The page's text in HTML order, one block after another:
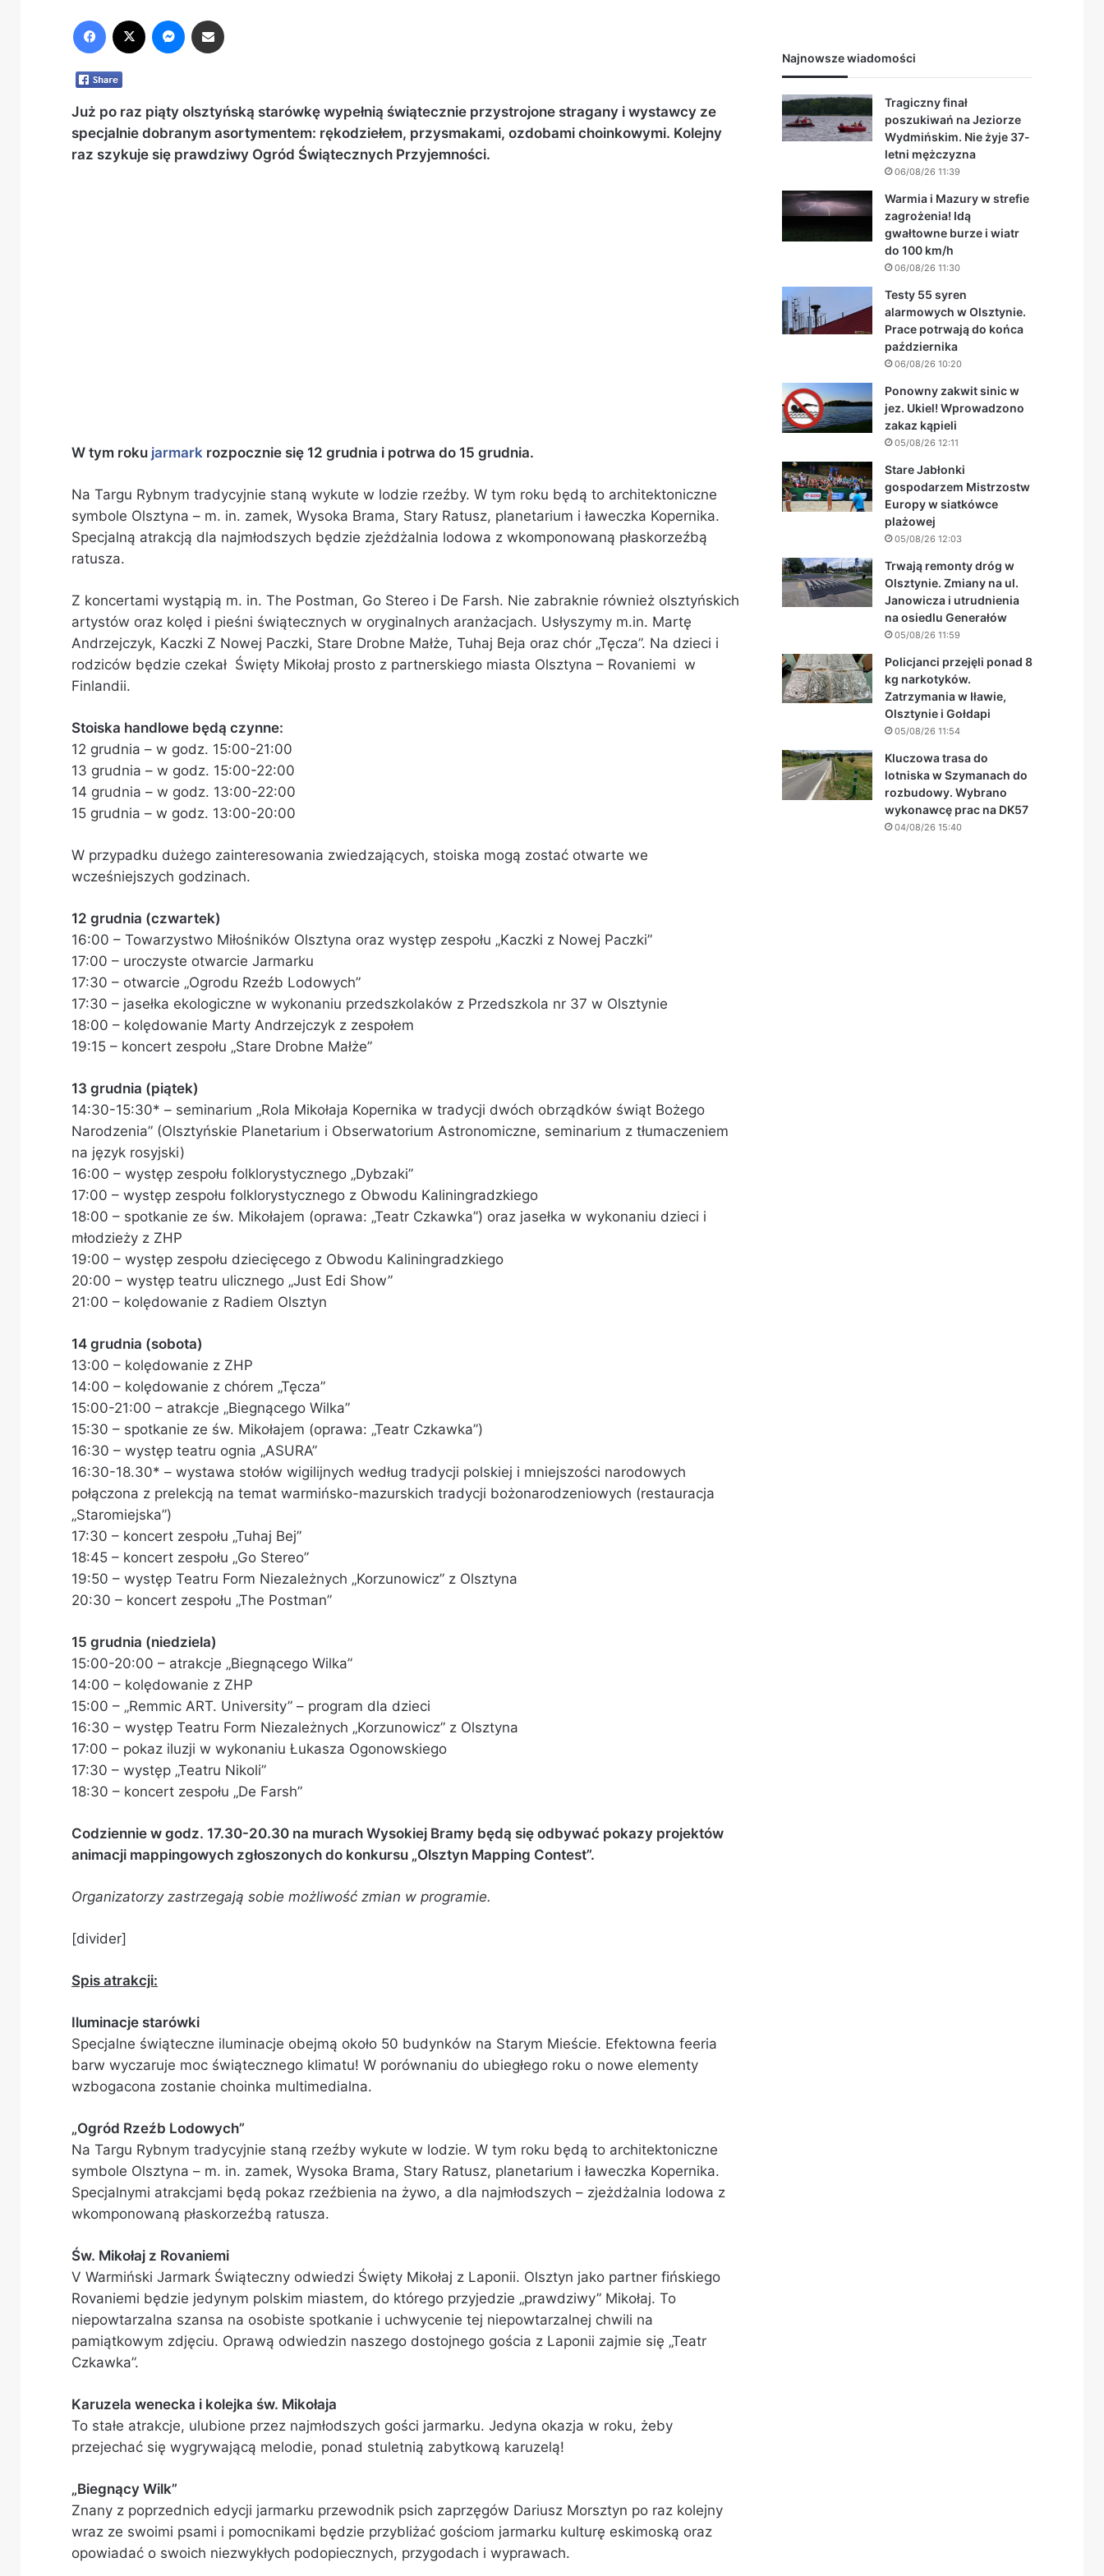
Już po raz piąty olsztyńską starówkę wypełnią świątecznie przystrojone stragany i wystawcy ze
specjalnie dobranym asortymentem: rękodziełem, przysmakami, ozdobami choinkowymi. Kolejny
raz szykuje się prawdziwy Ogród Świątecznych Przyjemności.
W tym roku jarmark rozpocznie się 12 grudnia i potrwa do 15 grudnia.
Na Targu Rybnym tradycyjnie staną wykute w lodzie rzeźby. W tym roku będą to architektoniczne
symbole Olsztyna – m. in. zamek, Wysoka Brama, Stary Ratusz, planetarium i ławeczka Kopernika.
Specjalną atrakcją dla najmłodszych będzie zjeżdżalnia lodowa z wkomponowaną płaskorzeźbą
ratusza.
Z koncertami wystąpią m. in. The Postman, Go Stereo i De Farsh. Nie zabraknie również olsztyńskich
artystów oraz kolęd i pieśni świątecznych w oryginalnych aranżacjach. Usłyszymy m.in. Martę
Andrzejczyk, Kaczki Z Nowej Paczki, Stare Drobne Małże, Tuhaj Beja oraz chór „Tęcza”. Na dzieci i
rodziców będzie czekał Święty Mikołaj prosto z partnerskiego miasta Olsztyna – Rovaniemi w
Finlandii.
Stoiska handlowe będą czynne:
12 grudnia – w godz. 15:00-21:00
13 grudnia – w godz. 15:00-22:00
14 grudnia – w godz. 13:00-22:00
15 grudnia – w godz. 13:00-20:00
W przypadku dużego zainteresowania zwiedzających, stoiska mogą zostać otwarte we
wcześniejszych godzinach.
12 grudnia (czwartek)
16:00 – Towarzystwo Miłośników Olsztyna oraz występ zespołu „Kaczki z Nowej Paczki”
17:00 – uroczyste otwarcie Jarmarku
17:30 – otwarcie „Ogrodu Rzeźb Lodowych”
17:30 – jasełka ekologiczne w wykonaniu przedszkolaków z Przedszkola nr 37 w Olsztynie
18:00 – kolędowanie Marty Andrzejczyk z zespołem
19:15 – koncert zespołu „Stare Drobne Małże”
13 grudnia (piątek)
14:30-15:30* – seminarium „Rola Mikołaja Kopernika w tradycji dwóch obrządków świąt Bożego
Narodzenia” (Olsztyńskie Planetarium i Obserwatorium Astronomiczne, seminarium z tłumaczeniem
na język rosyjski)
16:00 – występ zespołu folklorystycznego „Dybzaki”
17:00 – występ zespołu folklorystycznego z Obwodu Kaliningradzkiego
18:00 – spotkanie ze św. Mikołajem (oprawa: „Teatr Czkawka”) oraz jasełka w wykonaniu dzieci i
młodzieży z ZHP
19:00 – występ zespołu dziecięcego z Obwodu Kaliningradzkiego
20:00 – występ teatru ulicznego „Just Edi Show”
21:00 – kolędowanie z Radiem Olsztyn
14 grudnia (sobota)
13:00 – kolędowanie z ZHP
14:00 – kolędowanie z chórem „Tęcza”
15:00-21:00 – atrakcje „Biegnącego Wilka”
15:30 – spotkanie ze św. Mikołajem (oprawa: „Teatr Czkawka”)
16:30 – występ teatru ognia „ASURA”
16:30-18.30* – wystawa stołów wigilijnych według tradycji polskiej i mniejszości narodowych
połączona z prelekcją na temat warmińsko-mazurskich tradycji bożonarodzeniowych (restauracja
„Staromiejska”)
17:30 – koncert zespołu „Tuhaj Bej”
18:45 – koncert zespołu „Go Stereo”
19:50 – występ Teatru Form Niezależnych „Korzunowicz” z Olsztyna
20:30 – koncert zespołu „The Postman”
15 grudnia (niedziela)
15:00-20:00 – atrakcje „Biegnącego Wilka”
14:00 – kolędowanie z ZHP
15:00 – „Remmic ART. University” – program dla dzieci
16:30 – występ Teatru Form Niezależnych „Korzunowicz” z Olsztyna
17:00 – pokaz iluzji w wykonaniu Łukasza Ogonowskiego
17:30 – występ „Teatru Nikoli”
18:30 – koncert zespołu „De Farsh”
Codziennie w godz. 17.30-20.30 na murach Wysokiej Bramy będą się odbywać pokazy projektów
animacji mappingowych zgłoszonych do konkursu „Olsztyn Mapping Contest”.
Organizatorzy zastrzegają sobie możliwość zmian w programie.
[divider]
Spis atrakcji:
Iluminacje starówki
Specjalne świąteczne iluminacje obejmą około 50 budynków na Starym Mieście. Efektowna feeria
barw wyczaruje moc świątecznego klimatu! W porównaniu do ubiegłego roku o nowe elementy
wzbogacona zostanie choinka multimedialna.
„Ogród Rzeźb Lodowych”
Na Targu Rybnym tradycyjnie staną rzeźby wykute w lodzie. W tym roku będą to architektoniczne
symbole Olsztyna – m. in. zamek, Wysoka Brama, Stary Ratusz, planetarium i ławeczka Kopernika.
Specjalnymi atrakcjami będą pokaz rzeźbienia na żywo, a dla najmłodszych – zjeżdżalnia lodowa z
wkomponowaną płaskorzeźbą ratusza.
Św. Mikołaj z Rovaniemi
V Warmiński Jarmark Świąteczny odwiedzi Święty Mikołaj z Laponii. Olsztyn jako partner fińskiego
Rovaniemi będzie jedynym polskim miastem, do którego przyjedzie „prawdziwy” Mikołaj. To
niepowtarzalna szansa na osobiste spotkanie i uchwycenie tej niepowtarzalnej chwili na
pamiątkowym zdjęciu. Oprawą odwiedzin naszego dostojnego gościa z Laponii zajmie się „Teatr
Czkawka”.
Karuzela wenecka i kolejka św. Mikołaja
To stałe atrakcje, ulubione przez najmłodszych gości jarmarku. Jedyna okazja w roku, żeby
przejechać się wygrywającą melodie, ponad stuletnią zabytkową karuzelą!
„Biegnący Wilk”
Znany z poprzednich edycji jarmarku przewodnik psich zaprzęgów Dariusz Morsztyn po raz kolejny
wraz ze swoimi psami i pomocnikami będzie przybliżać gościom jarmarku kulturę eskimoską oraz
opowiadać o swoich niezwykłych podopiecznych, przygodach i wyprawach.
Najnowsze wiadomości
Tragiczny finał
poszukiwań na Jeziorze
Wydmińskim. Nie żyje 37-
letni mężczyzna
06/08/26 11:39
Warmia i Mazury w strefie
zagrożenia! Idą
gwałtowne burze i wiatr
do 100 km/h
06/08/26 11:30
Testy 55 syren
alarmowych w Olsztynie.
Prace potrwają do końca
października
06/08/26 10:20
Ponowny zakwit sinic w
jez. Ukiel! Wprowadzono
zakaz kąpieli
05/08/26 12:11
Stare Jabłonki
gospodarzem Mistrzostw
Europy w siatkówce
plażowej
05/08/26 12:03
Trwają remonty dróg w
Olsztynie. Zmiany na ul.
Janowicza i utrudnienia
na osiedlu Generałów
05/08/26 11:59
Policjanci przejęli ponad 8
kg narkotyków.
Zatrzymania w Iławie,
Olsztynie i Gołdapi
05/08/26 11:54
Kluczowa trasa do
lotniska w Szymanach do
rozbudowy. Wybrano
wykonawcę prac na DK57
04/08/26 15:40